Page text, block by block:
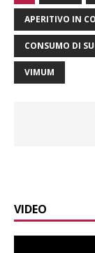
APERITIVO IN
CONSUMO DI
VIMUM
VIDEO